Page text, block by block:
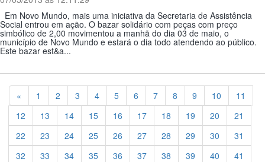
Em Novo Mundo, mais uma iniciativa da Secretaria de Assistência
Social entrou em ação. O bazar solidário com peças com preço
simbólico de 2,00 movimentou a manhã do dia 03 de maio, o
município de Novo Mundo e estará o dia todo atendendo ao público.
Este bazar est&a...
« Previous
1 2 3 4 5 6 7 8 9 10
11
12
13 14 15 16 17 18 19 20
21
22
23 24 25 26 27 28 29 30
31
32
33 34 35 36 37 38 39 40
41